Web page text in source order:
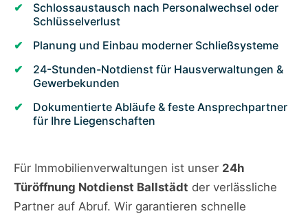
Schlossaustausch nach Personalwechsel oder
Schlüsselverlust
Planung und Einbau moderner Schließsysteme
24-Stunden-Notdienst für Hausverwaltungen &
Gewerbekunden
Dokumentierte Abläufe & feste Ansprechpartner
für Ihre Liegenschaften
Für Immobilienverwaltungen ist unser 24h
Türöffnung Notdienst Ballstädt der verlässliche
Partner auf Abruf. Wir garantieren schnelle